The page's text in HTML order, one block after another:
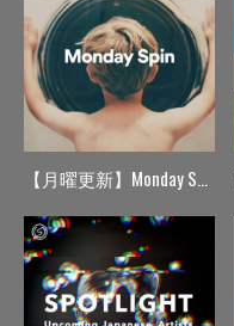
【月曜更新】Monday Spin